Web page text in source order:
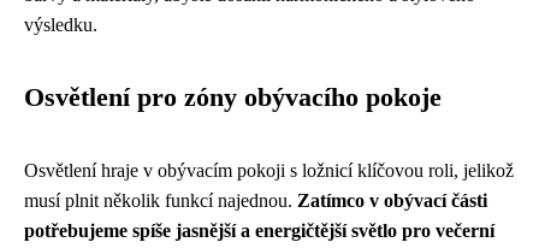
výsledku.
Osvětlení pro zóny obývacího pokoje
Osvětlení hraje v obývacím pokoji s ložnicí klíčovou roli, jelikož
musí plnit několik funkcí najednou. Zatímco v obývací části
potřebujeme spíše jasnější a energičtější světlo pro večerní